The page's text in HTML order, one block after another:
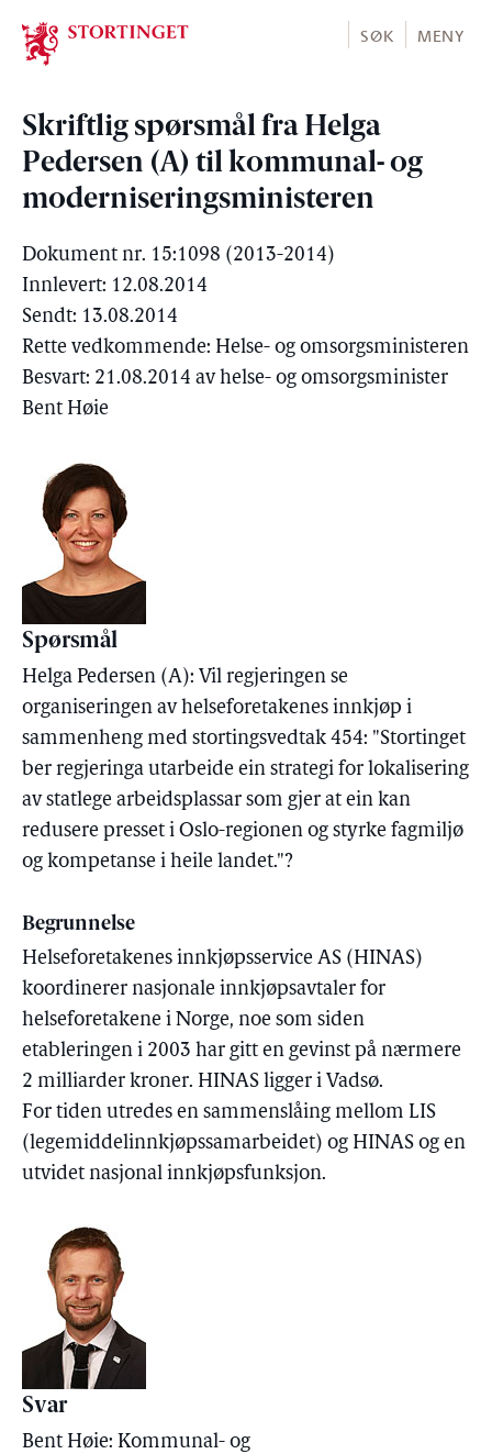
Stortinget.no
SØK MENY
Skriftlig spørsmål fra Helga
Pedersen (A) til kommunal- og
moderniseringsministeren
Dokument nr. 15:1098 (2013-2014)
Innlevert: 12.08.2014
Sendt: 13.08.2014
Rette vedkommende: Helse- og omsorgsministeren
Besvart: 21.08.2014 av helse- og omsorgsminister
Bent Høie
Spørsmål
Helga Pedersen (A): Vil regjeringen se
organiseringen av helseforetakenes innkjøp i
sammenheng med stortingsvedtak 454: "Stortinget
ber regjeringa utarbeide ein strategi for lokalisering
av statlege arbeidsplassar som gjer at ein kan
redusere presset i Oslo-regionen og styrke fagmiljø
og kompetanse i heile landet."?
Begrunnelse
Helseforetakenes innkjøpsservice AS (HINAS)
koordinerer nasjonale innkjøpsavtaler for
helseforetakene i Norge, noe som siden
etableringen i 2003 har gitt en gevinst på nærmere
2 milliarder kroner. HINAS ligger i Vadsø.
For tiden utredes en sammenslåing mellom LIS
(legemiddelinnkjøpssamarbeidet) og HINAS og en
utvidet nasjonal innkjøpsfunksjon.
Svar
Bent Høie: Kommunal- og